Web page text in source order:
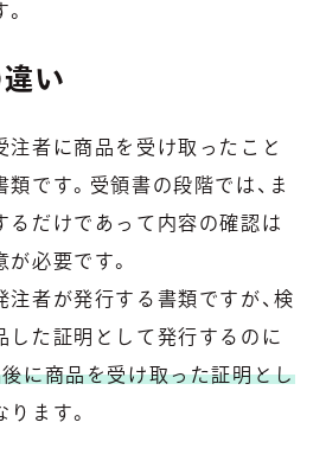
い
注者に商品を受け取ったこと
です。受領書の段階では、ま
るだけであって内容の確認は
必要です。
者が発行する書類ですが、検
した証明として発行するのに
後に商品を受け取った証明とし
ります。